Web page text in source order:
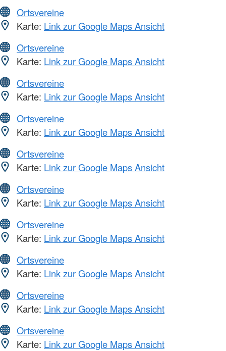
Ortsvereine
Karte: Link zur Google Maps Ansicht
Ortsvereine
Karte: Link zur Google Maps Ansicht
Ortsvereine
Karte: Link zur Google Maps Ansicht
Ortsvereine
Karte: Link zur Google Maps Ansicht
Ortsvereine
Karte: Link zur Google Maps Ansicht
Ortsvereine
Karte: Link zur Google Maps Ansicht
Ortsvereine
Karte: Link zur Google Maps Ansicht
Ortsvereine
Karte: Link zur Google Maps Ansicht
Ortsvereine
Karte: Link zur Google Maps Ansicht
Ortsvereine
Karte: Link zur Google Maps Ansicht